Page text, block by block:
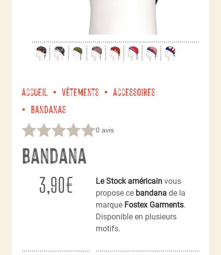
Accueil Vêtements
Accessoires
Bandanas
0 avis
Bandana
3,90€ Le Stock américain vous
propose ce bandana de la
marque Fostex Garments.
Disponible en plusieurs
motifs.